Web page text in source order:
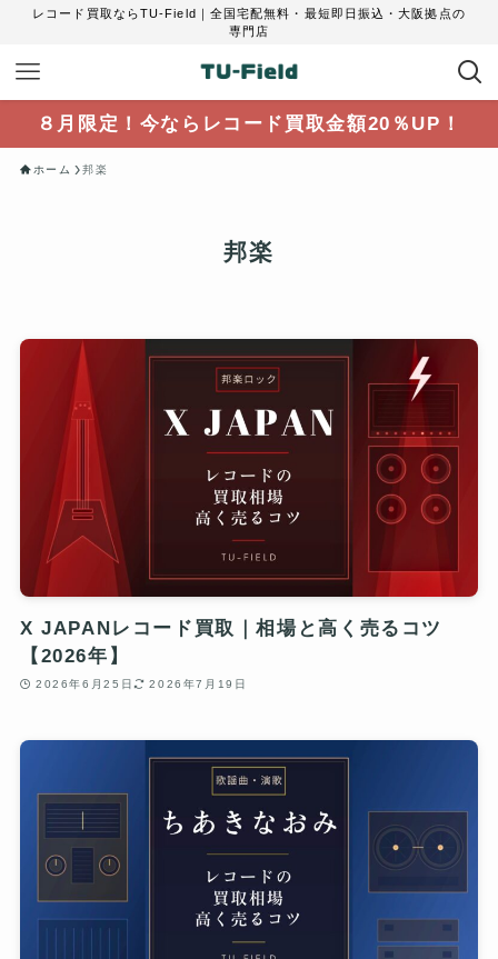
レコード買取ならTU-Field｜全国宅配無料・最短即日振込・大阪拠点の
専門店
８月限定！今ならレコード買取金額20％UP！
ホーム 邦楽
邦楽
X JAPANレコード買取｜相場と高く売るコツ
【2026年】
2026年6月25日 2026年7月19日